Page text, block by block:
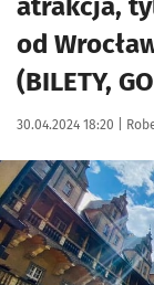
atrakcja,
od
(BILETY,
Data publikacji:
30.04.2024 18:20 |
Kliknij, aby